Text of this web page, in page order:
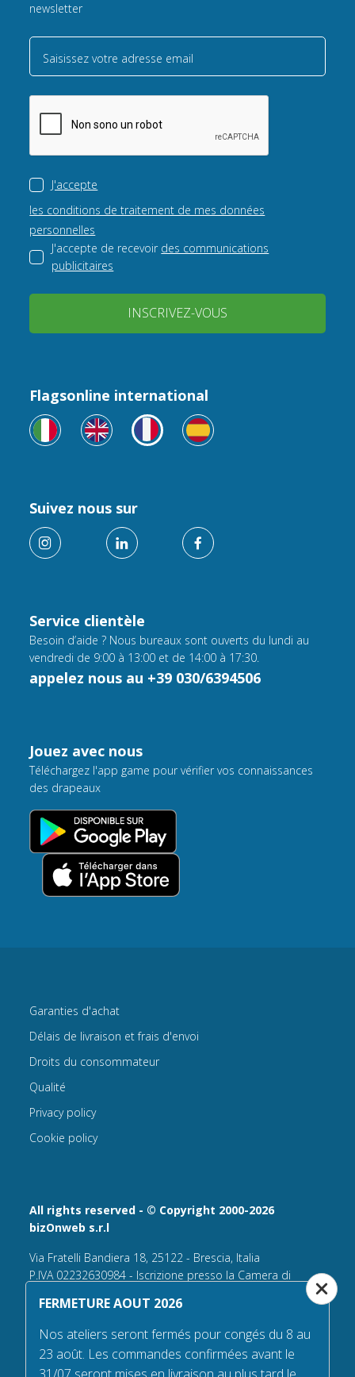
newsletter
Saisissez votre adresse email
J'accepte
les conditions de traitement de mes données
personnelles
J'accepte de recevoir des communications
publicitaires
INSCRIVEZ-VOUS
Service clientèle
Besoin d’aide ? Nous bureaux sont ouverts du lundi au
vendredi de 9:00 à 13:00 et de 14:00 à 17:30.
appelez nous au +39 030/6394506
Flagsonline international
Suivez nous sur
Jouez avec nous
Téléchargez l'app game pour vérifier vos connaissances
des drapeaux
All rights reserved - © Copyright 2000-2026
bizOnweb s.r.l
Via Fratelli Bandiera 18, 25122 - Brescia, Italia
P.IVA 02232630984 - Iscrizione presso la Camera di
n° REA 432569 Capitale sociale versato Euro 25.000,00.
Tel +39.030 6394506
Email:info@flagsonline.fr
Garanties d'achat
Délais de livraison et frais d'envoi
Droits du consommateur
Qualité
Privacy policy
Cookie policy
FERMETURE AOUT 2026
Nos ateliers seront fermés pour congés du 8 au
23 août. Les commandes confirmées avant le